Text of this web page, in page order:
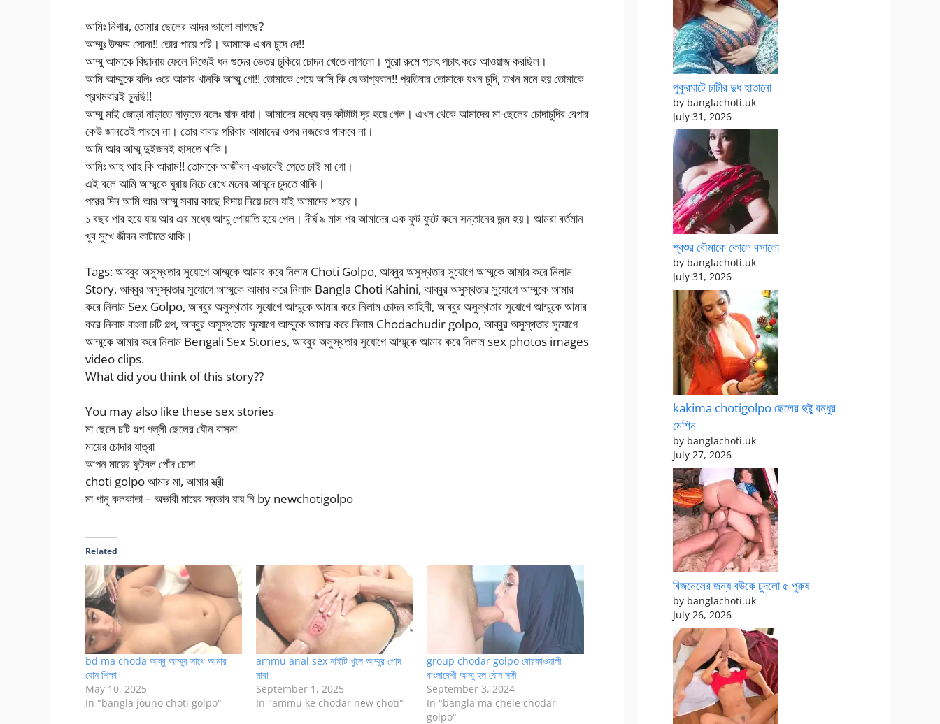
আমিঃ নিগার, তোমার ছেলের আদর ভালো লাগছে?
আম্মুঃ উম্মম্ম সোনা!! তোর পায়ে পরি। আমাকে এখন চুদে দে!!
আম্মু আমাকে বিছানায় ফেলে নিজেই ধন গুদের ভেতর ঢুকিয়ে চোদন খেতে লাগলো। পুরো রুমে পচাৎ পচাৎ করে আওয়াজ করছিল।
আমি আম্মুকে বলিঃ ওরে আমার খানকি আম্মু গো!! তোমাকে পেয়ে আমি কি যে ভাগ্যবান!! প্রতিবার তোমাকে যখন চুদি, তখন মনে হয় তোমাকে
প্রথমবারই চুদছি!!
আম্মু মাই জোড়া নাড়াতে নাড়াতে বলেঃ যাক বাবা। আমাদের মধ্যে বড় কাঁটাটা দূর হয়ে গেল। এখন থেকে আমাদের মা-ছেলের চোদাচুদির বেপার
কেউ জানতেই পারবে না। তোর বাবার পরিবার আমাদের ওপর নজরেও থাকবে না।
আমি আর আম্মু দুইজনই হাসতে থাকি।
আমিঃ আহ আহ কি আরাম!! তোমাকে আজীবন এভাবেই পেতে চাই মা গো।
এই বলে আমি আম্মুকে ঘুরায় নিচে রেখে মনের আনন্দে চুদতে থাকি।
পরের দিন আমি আর আম্মু সবার কাছে বিদায় নিয়ে চলে যাই আমাদের শহরে।
১ বছর পার হয়ে যায় আর এর মধ্যে আম্মু পোয়াতি হয়ে গেল। দীর্ঘ ৯ মাস পর আমাদের এক ফুট ফুটে কনে সন্তানের জন্ম হয়। আমরা বর্তমান
খুব সুখে জীবন কাটাতে থাকি।
Tags: আব্বুর অসুস্থতার সুযোগে আম্মুকে আমার করে নিলাম Choti Golpo, আব্বুর অসুস্থতার সুযোগে আম্মুকে আমার করে নিলাম
Story, আব্বুর অসুস্থতার সুযোগে আম্মুকে আমার করে নিলাম Bangla Choti Kahini, আব্বুর অসুস্থতার সুযোগে আম্মুকে আমার
করে নিলাম Sex Golpo, আব্বুর অসুস্থতার সুযোগে আম্মুকে আমার করে নিলাম চোদন কাহিনী, আব্বুর অসুস্থতার সুযোগে আম্মুকে আমার
করে নিলাম বাংলা চটি গল্প, আব্বুর অসুস্থতার সুযোগে আম্মুকে আমার করে নিলাম Chodachudir golpo, আব্বুর অসুস্থতার সুযোগে
আম্মুকে আমার করে নিলাম Bengali Sex Stories, আব্বুর অসুস্থতার সুযোগে আম্মুকে আমার করে নিলাম sex photos images
video clips.
What did you think of this story??
You may also like these sex stories
মা ছেলে চটি গল্প পল্লী ছেলের যৌন বাসনা
মায়ের চোদার যাত্রা
আপন মায়ের ফুটবল পোঁদ চোদা
choti golpo আমার মা, আমার স্ত্রী
মা পানু কলকাতা – অভাবী মায়ের স্বভাব যায় নি by newchotigolpo
Related
bd ma choda আব্বু আম্মুর সাথে আমার
যৌন শিক্ষা
May 10, 2025
In "bangla jouno choti golpo"
ammu anal sex নাইটি খুলে আম্মুর পোদ
মারা
September 1, 2025
In "ammu ke chodar new choti"
group chodar golpo বোরকাওয়ালী
বাংলাদেশী আম্মু হল যৌন সঙ্গী
September 3, 2024
In "bangla ma chele chodar
golpo"
পুকুরঘাটে চাচীর দুধ হাতানো
by banglachoti.uk
July 31, 2026
শ্বশুর বৌমাকে কোলে বসালো
by banglachoti.uk
July 31, 2026
kakima chotigolpo ছেলের দুষ্টু বন্ধুর
মেশিন
by banglachoti.uk
July 27, 2026
বিজনেসের জন্য বউকে চুদলো ৫ পুরুষ
by banglachoti.uk
July 26, 2026